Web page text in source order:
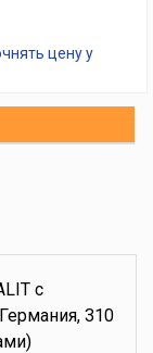
цену у
с
310